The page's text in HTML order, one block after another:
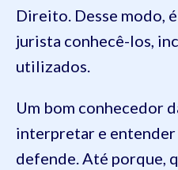
Direito. Desse modo,
jurista conhecê-los,
utilizados.
Um bom conhecedor
interpretar e
defende. Até porque,